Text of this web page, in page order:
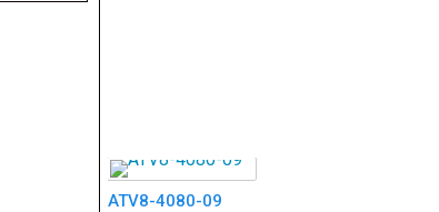
ATV8-4080-09